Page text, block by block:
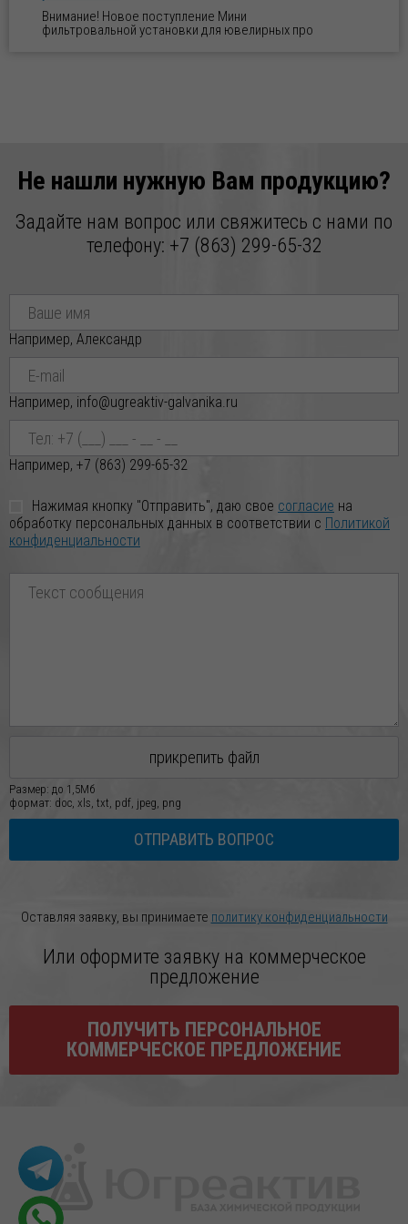
Внимание! Новое поступление Мини
фильтровальной установки для ювелирных про
Внимание! Свежая партия СИЛИКАГЕЛЯ ИНДИКАТОРНОГО
уже на складе! 🔥
02.02.2026
Внимание! Свежая партия ЦИНКА ХЛОРИСТОГО уже на
складе! 🔥
Уважаемые Партнёры! Дорогие Друзья! Реализуем ЦИНК
ХЛОРИСТЫЙ по индивидуальным заказ
29.01.2026
цене!
Уважаемые Партнёры! Дорогие Друзья! Реализуем ВОСК
ПЧЕЛИННЫЙ по индивидуальным заказ
Не нашли нужную Вам продукцию?
Задайте нам вопрос или свяжитесь с нами по
телефону: +7 (863) 299-65-32
Например, Александр
Например, info@ugreaktiv-galvanika.ru
Например, +7 (863) 299-65-32
Нажимая кнопку "Отправить", даю свое согласие на
обработку персональных данных в соответствии с Политикой
конфиденциальности
прикрепить файл
Размер: до 1,5Мб
формат: doc, xls, txt, pdf, jpeg, png
ОТПРАВИТЬ ВОПРОС
Оставляя заявку, вы принимаете политику конфиденциальности
Или оформите заявку на коммерческое
предложение
ПОЛУЧИТЬ ПЕРСОНАЛЬНОЕ
КОММЕРЧЕСКОЕ ПРЕДЛОЖЕНИЕ